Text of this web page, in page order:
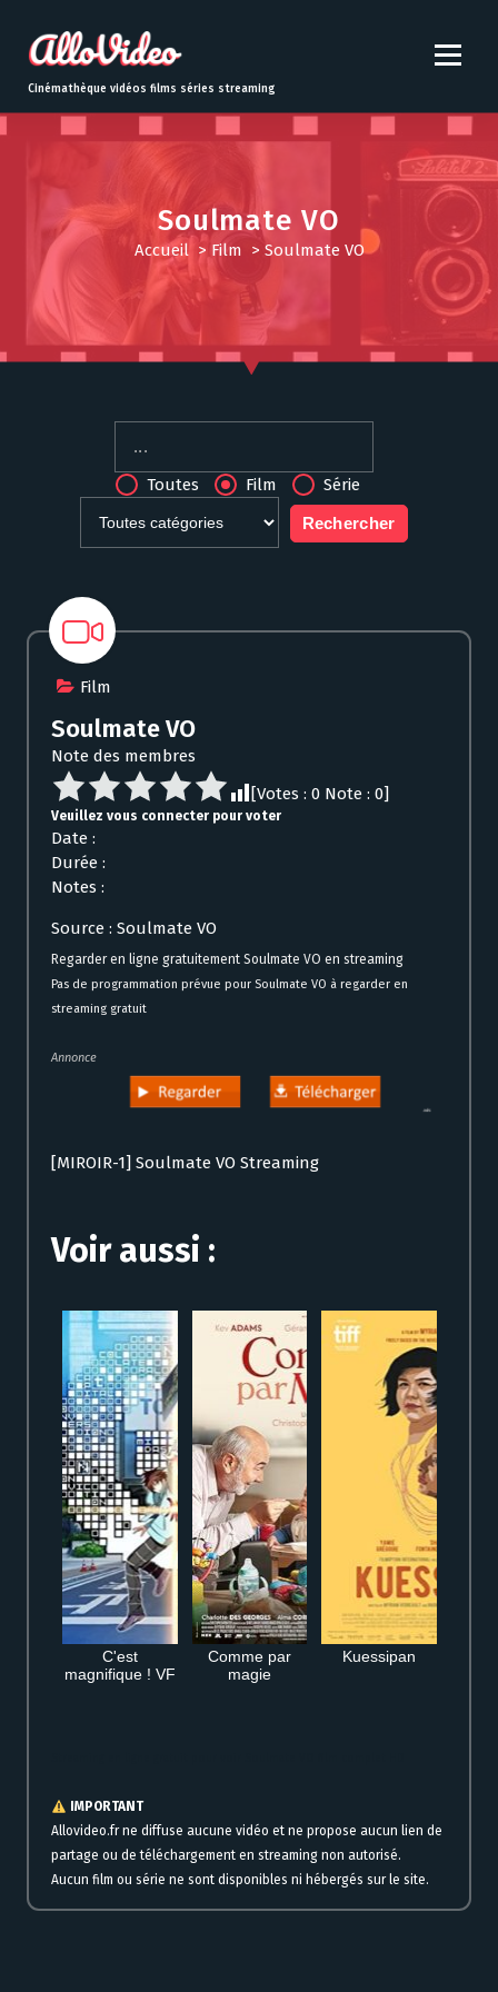
t
o
Cinémathèque vidéos films séries streaming
Soulmate VO
Accueil> Film > Soulmate VO
Toutes Film Série
Film
Soulmate VO
Note des membres
[Votes : 0 Note : 0]
Veuillez vous connecter pour voter
Date :
Durée :
Notes :
Source : Soulmate VO
Regarder en ligne gratuitement Soulmate VO en streaming
Pas de programmation prévue pour Soulmate VO à regarder en
streaming gratuit
Annonce
[MIROIR-1] Soulmate VO Streaming
Voir aussi :
C'est
magnifique ! VF
Comme par
magie
Kuessipan
IMPORTANT
Allovideo.fr ne diffuse aucune vidéo et ne propose aucun lien de
partage ou de téléchargement en streaming non autorisé.
Aucun film ou série ne sont disponibles ni hébergés sur le site.